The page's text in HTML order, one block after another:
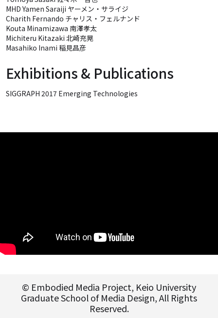
MHD Yamen Saraiji ヤーメン・サライジ
Charith Fernando チャリス・フェルナンド
Kouta Minamizawa 南澤孝太
Michiteru Kitazaki 北崎充晃
Masahiko Inami 稲見昌彦
Exhibitions & Publications
SIGGRAPH 2017 Emerging Technologies
© Embodied Media Project, Keio University
Graduate School of Media Design, All Rights
Reserved.